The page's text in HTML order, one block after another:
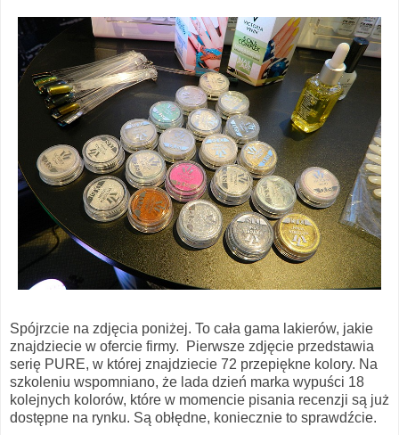
Spójrzcie na zdjęcia poniżej. To cała gama lakierów, jakie
znajdziecie w ofercie firmy. Pierwsze zdjęcie przedstawia
serię PURE, w której znajdziecie 72 przepiękne kolory. Na
szkoleniu wspomniano, że lada dzień marka wypuści 18
kolejnych kolorów, które w momencie pisania recenzji są już
dostępne na rynku. Są obłędne, koniecznie to sprawdźcie.